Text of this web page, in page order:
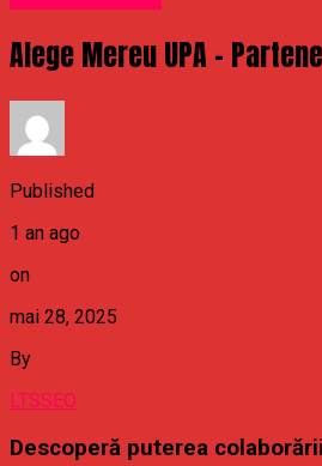
Alege Mereu UPA –
Published
1 an ago
on
mai 28, 2025
By
LTSSEO
Descoperă puterea